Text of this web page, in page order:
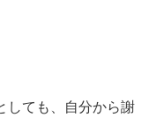
しても、自分から謝